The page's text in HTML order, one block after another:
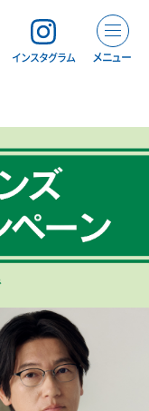
インスタグラム メニュー